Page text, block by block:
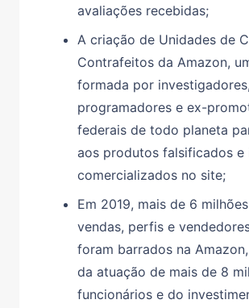
avaliações recebidas;
A criação de Unidades de
Contrafeitos da Amazon,
formada por investigadores,
programadores e ex-
federais de todo planeta
aos produtos falsificados e
comercializados no site;
Em 2019, mais de 6
vendas, perfis e
foram barrados na
da atuação de mais de 8 mil
funcionários e do